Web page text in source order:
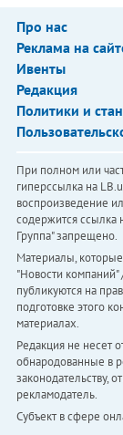
Про нас
Реклама на
Ивенты
Редакция
Политики и
При полном или
гиперссылка на
воспроизведение
содержится ссылка
Группа" запрещено.
Материалы,
"Новости
публикуются на
подготовке этого
материалах.
Редакция не несет
обнародованные в
законодательству,
рекламодатель.
Субъект в сфере